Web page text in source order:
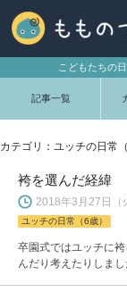
こどもたちの
記事一覧
カテゴリ：ユッチの日常
袴を選んだ経緯
2018年3月27日
ユッチの日常（6歳）
卒園式ではユッチに
んだり考えたりしま